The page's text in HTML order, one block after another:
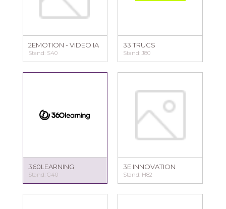
2EMOTION - VIDEO IA
Stand: S40
33 TRUCS
Stand: J80
360LEARNING
Stand: G40
3E INNOVATION
Stand: H82